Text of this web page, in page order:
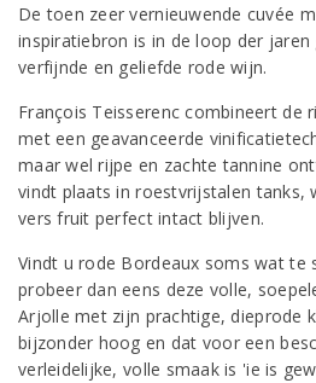
De toen zeer vernieuwende cuvée
inspiratiebron is in de loop der
verfijnde en geliefde rode wijn.
François Teisserenc combineert de
met een geavanceerde
maar wel rijpe en zachte tannine
vindt plaats in roestvrijstalen tanks,
vers fruit perfect intact blijven.
Vindt u rode Bordeaux soms wat te
probeer dan eens deze volle,
Arjolle met zijn prachtige, dieprode
bijzonder hoog en dat voor een
verleidelijke, volle smaak is 'ie is